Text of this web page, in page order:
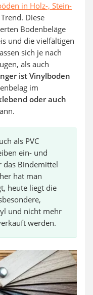
in Holz-, Stein-
Diese
Bodenbeläge
und die vielfältigen
sich je nach
als auch
ist Vinylboden
im
oder auch
als PVC
ein- und
das Bindemittel
hat man
heute liegt die
und nicht mehr
werden.